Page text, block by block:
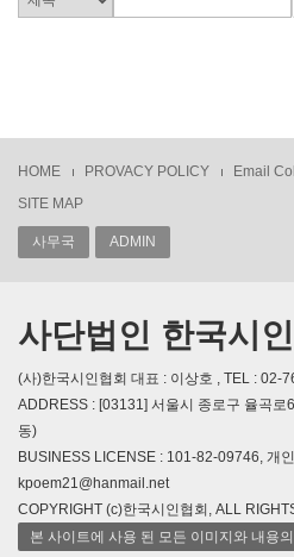
HOME PROVACY POLICY
Email
SITE MAP
사무국 ADMIN
사단법인 한국시
(사)한국시인협회 대표 : 이상호 , TEL : 02-
ADDRESS : [03131] 서울시 종로구 율곡로
동)
BUSINESS LICENSE : 101-82-09746, 개
kpoem21@hanmail.net
COPYRIGHT (c)한국시인협회, ALL
본 사이트에 사용 된 모든 이미지와 내용